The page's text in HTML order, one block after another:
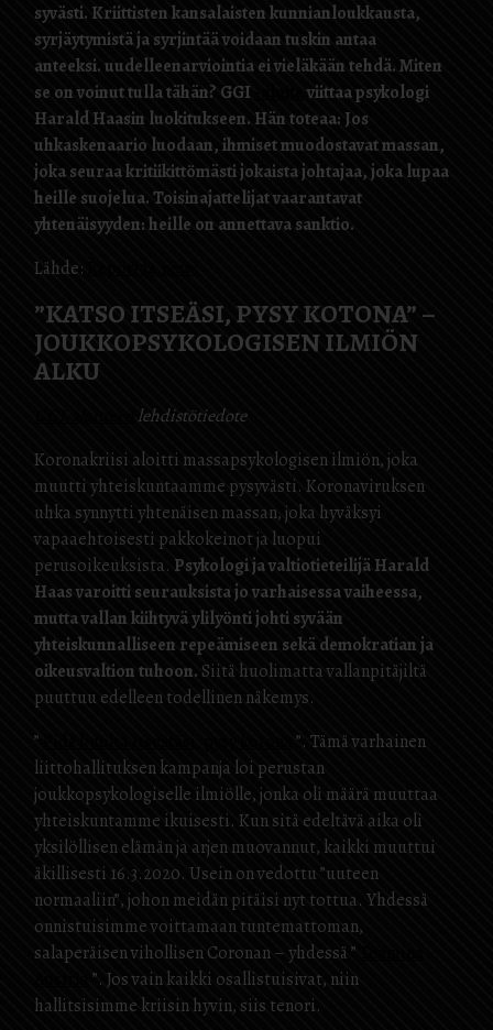
syvästi. Kriittisten kansalaisten kunnianloukkausta,
syrjäytymistä ja syrjintää voidaan tuskin antaa
anteeksi. uudelleenarviointia ei vieläkään tehdä. Miten
se on voinut tulla tähän? GGI
viittaa psykologi
Harald Haasin luokitukseen. Hän toteaa: Jos
uhkaskenaario luodaan, ihmiset muodostavat massan,
joka seuraa kritiikittömästi jokaista johtajaa, joka lupaa
heille suojelua. Toisinajattelijat vaarantavat
yhtenäisyyden: heille on annettava sanktio.
Lähde:
”KATSO ITSEÄSI, PYSY KOTONA” –
JOUKKOPSYKOLOGISEN ILMIÖN
ALKU
lehdistötiedote
Koronakriisi aloitti massapsykologisen ilmiön, joka
muutti yhteiskuntaamme pysyvästi. Koronaviruksen
uhka synnytti yhtenäisen massan, joka hyväksyi
vapaaehtoisesti pakkokeinot ja luopui
perusoikeuksista. Psykologi ja valtiotieteilijä Harald
Haas varoitti seurauksista jo varhaisessa vaiheessa,
mutta vallan kiihtyvä ylilyönti johti syvään
yhteiskunnalliseen repeämiseen sekä demokratian ja
oikeusvaltion tuhoon. Siitä huolimatta vallanpitäjiltä
puuttuu edelleen todellinen näkemys.
”
”. Tämä varhainen
liittohallituksen kampanja loi perustan
joukkopsykologiselle ilmiölle, jonka oli määrä muuttaa
yhteiskuntamme ikuisesti. Kun sitä edeltävä aika oli
yksilöllisen elämän ja arjen muovannut, kaikki muuttui
äkillisesti 16.3.2020. Usein on vedottu ”uuteen
normaaliin”, johon meidän pitäisi nyt tottua. Yhdessä
onnistuisimme voittamaan tuntemattoman,
salaperäisen vihollisen Coronan – yhdessä ”
”. Jos vain kaikki osallistuisivat, niin
hallitsisimme kriisin hyvin, siis tenori.